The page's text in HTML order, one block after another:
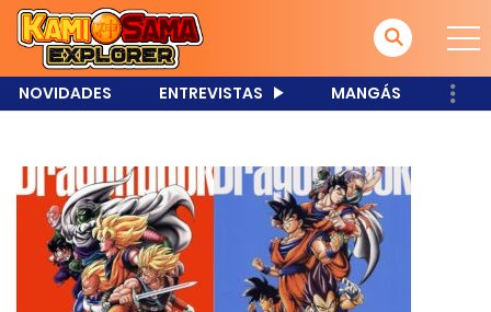
NOVIDADES ENTREVISTAS MANGÁS